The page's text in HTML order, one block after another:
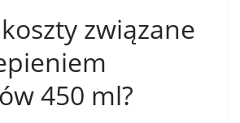
związane
450 ml?